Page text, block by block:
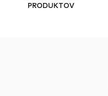
PRODUKTOV